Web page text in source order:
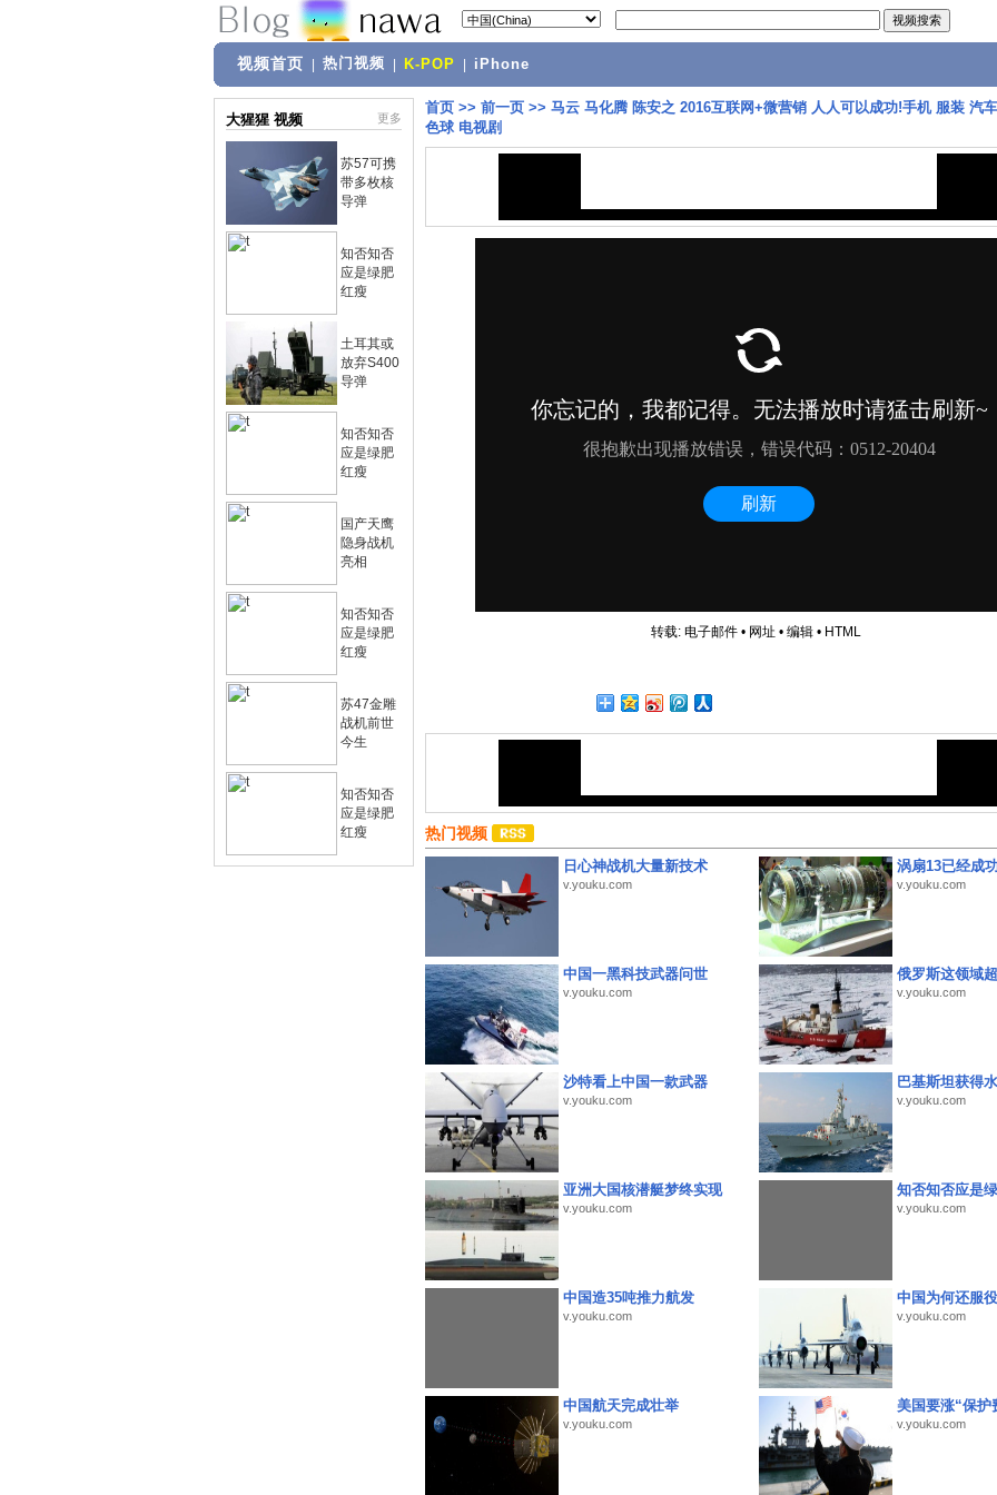
视频首页 热门视频 K-POP iPhone
大猩猩 视频 更多
苏57可携
带多枚核
导弹
知否知否
应是绿肥
红瘦
土耳其或
放弃S400
导弹
知否知否
应是绿肥
红瘦
国产天鹰
隐身战机
亮相
知否知否
应是绿肥
红瘦
苏47金雕
战机前世
今生
知否知否
应是绿肥
红瘦
首页 >> 前一页 >> 马云 马化腾 陈安之 2016互联网+微营销 人人可以成功!手机 服装 汽
色球 电视剧
转载: 电子邮件• 网址 • 编辑• HTML
热门视频
日心神战机大量新技术
v.youku.com
涡扇13已经成
v.youku.com
中国一黑科技武器问世
v.youku.com
俄罗斯这领域
v.youku.com
沙特看上中国一款武器
v.youku.com
巴基斯坦获得
v.youku.com
亚洲大国核潜艇梦终实现
v.youku.com
知否知否应是
v.youku.com
中国造35吨推力航发
v.youku.com
中国为何还服
v.youku.com
中国航天完成壮举
v.youku.com
美国要涨“保护
v.youku.com